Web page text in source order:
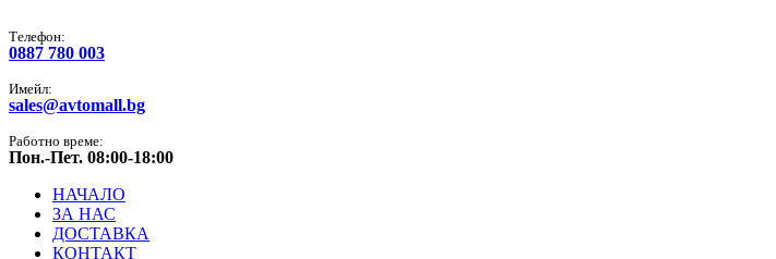
Tелефон:
0887 780 003
Имейл:
sales@avtomall.bg
Работно време:
Пон.-Пет. 08:00-18:00
НАЧАЛО
ЗА НАС
ДОСТАВКА
КОНТАКТ